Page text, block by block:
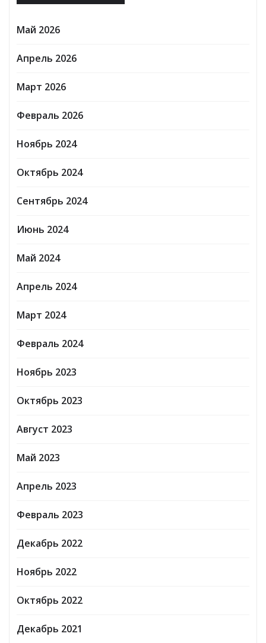
Май 2026
Апрель 2026
Март 2026
Февраль 2026
Ноябрь 2024
Октябрь 2024
Сентябрь 2024
Июнь 2024
Май 2024
Апрель 2024
Март 2024
Февраль 2024
Ноябрь 2023
Октябрь 2023
Август 2023
Май 2023
Апрель 2023
Февраль 2023
Декабрь 2022
Ноябрь 2022
Октябрь 2022
Декабрь 2021